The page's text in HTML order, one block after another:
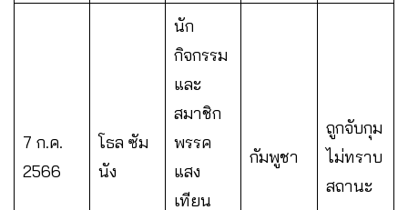
7 ก.ค.
2566
โธล ซัม
นัง
นัก
กิจกรรม
และ
สมาชิก
พรรค
แสง
เทียน
กัมพูชา
ถูกจับกุม
ไม่ทราบ
สถานะ